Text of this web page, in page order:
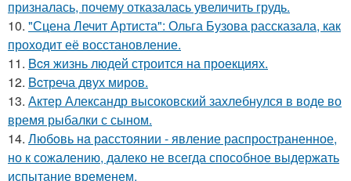
призналась, почему отказалась увеличить грудь.
10. "Сцена Лечит Артиста": Ольга Бузова рассказала, как
проходит её восстановление.
11. Bcя жизнь людей строится на проекциях.
12. Bcтреча двух миров.
13. Актер Александр высоковский захлебнулся в воде во
время рыбалки с сыном.
14. Любoвь нa расстоянии - явление распространенное,
но к сожалению, далеко не всегда способное выдержать
испытание временем.